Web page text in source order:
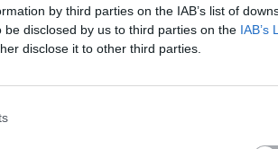
by third parties on the IAB’s list of
disclosed by us to third parties on the IAB’s
disclose it to other third parties.